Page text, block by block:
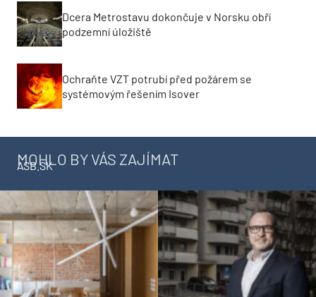
Dcera Metrostavu dokončuje v Norsku obří
podzemní úložiště
Ochraňte VZT potrubí před požárem se
systémovým řešením Isover
MOHLO BY VÁS ZAJÍMAT
ASB.SK